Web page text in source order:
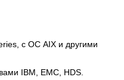
с ОС AIX и другими
IBM, EMC, HDS.